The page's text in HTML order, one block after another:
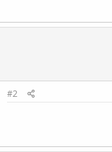
#2